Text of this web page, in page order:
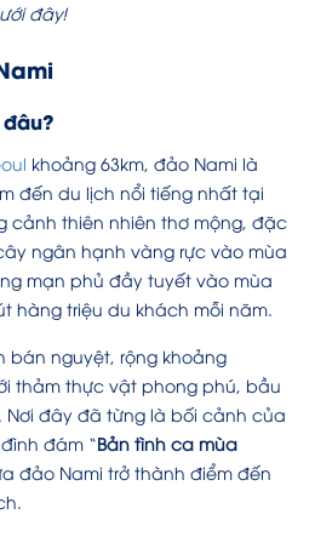
đây!
khoảng 63km, đảo Nami là
đến du lịch nổi tiếng nhất tại
cảnh thiên nhiên thơ mộng, đặc
ngân hạnh vàng rực vào mùa
mạn phủ đầy tuyết vào mùa
hàng triệu du khách mỗi năm.
bán nguyệt, rộng khoảng
thảm thực vật phong phú, bầu
Nơi đây đã từng là bối cảnh của
đám “Bản tình ca mùa
đảo Nami trở thành điểm đến